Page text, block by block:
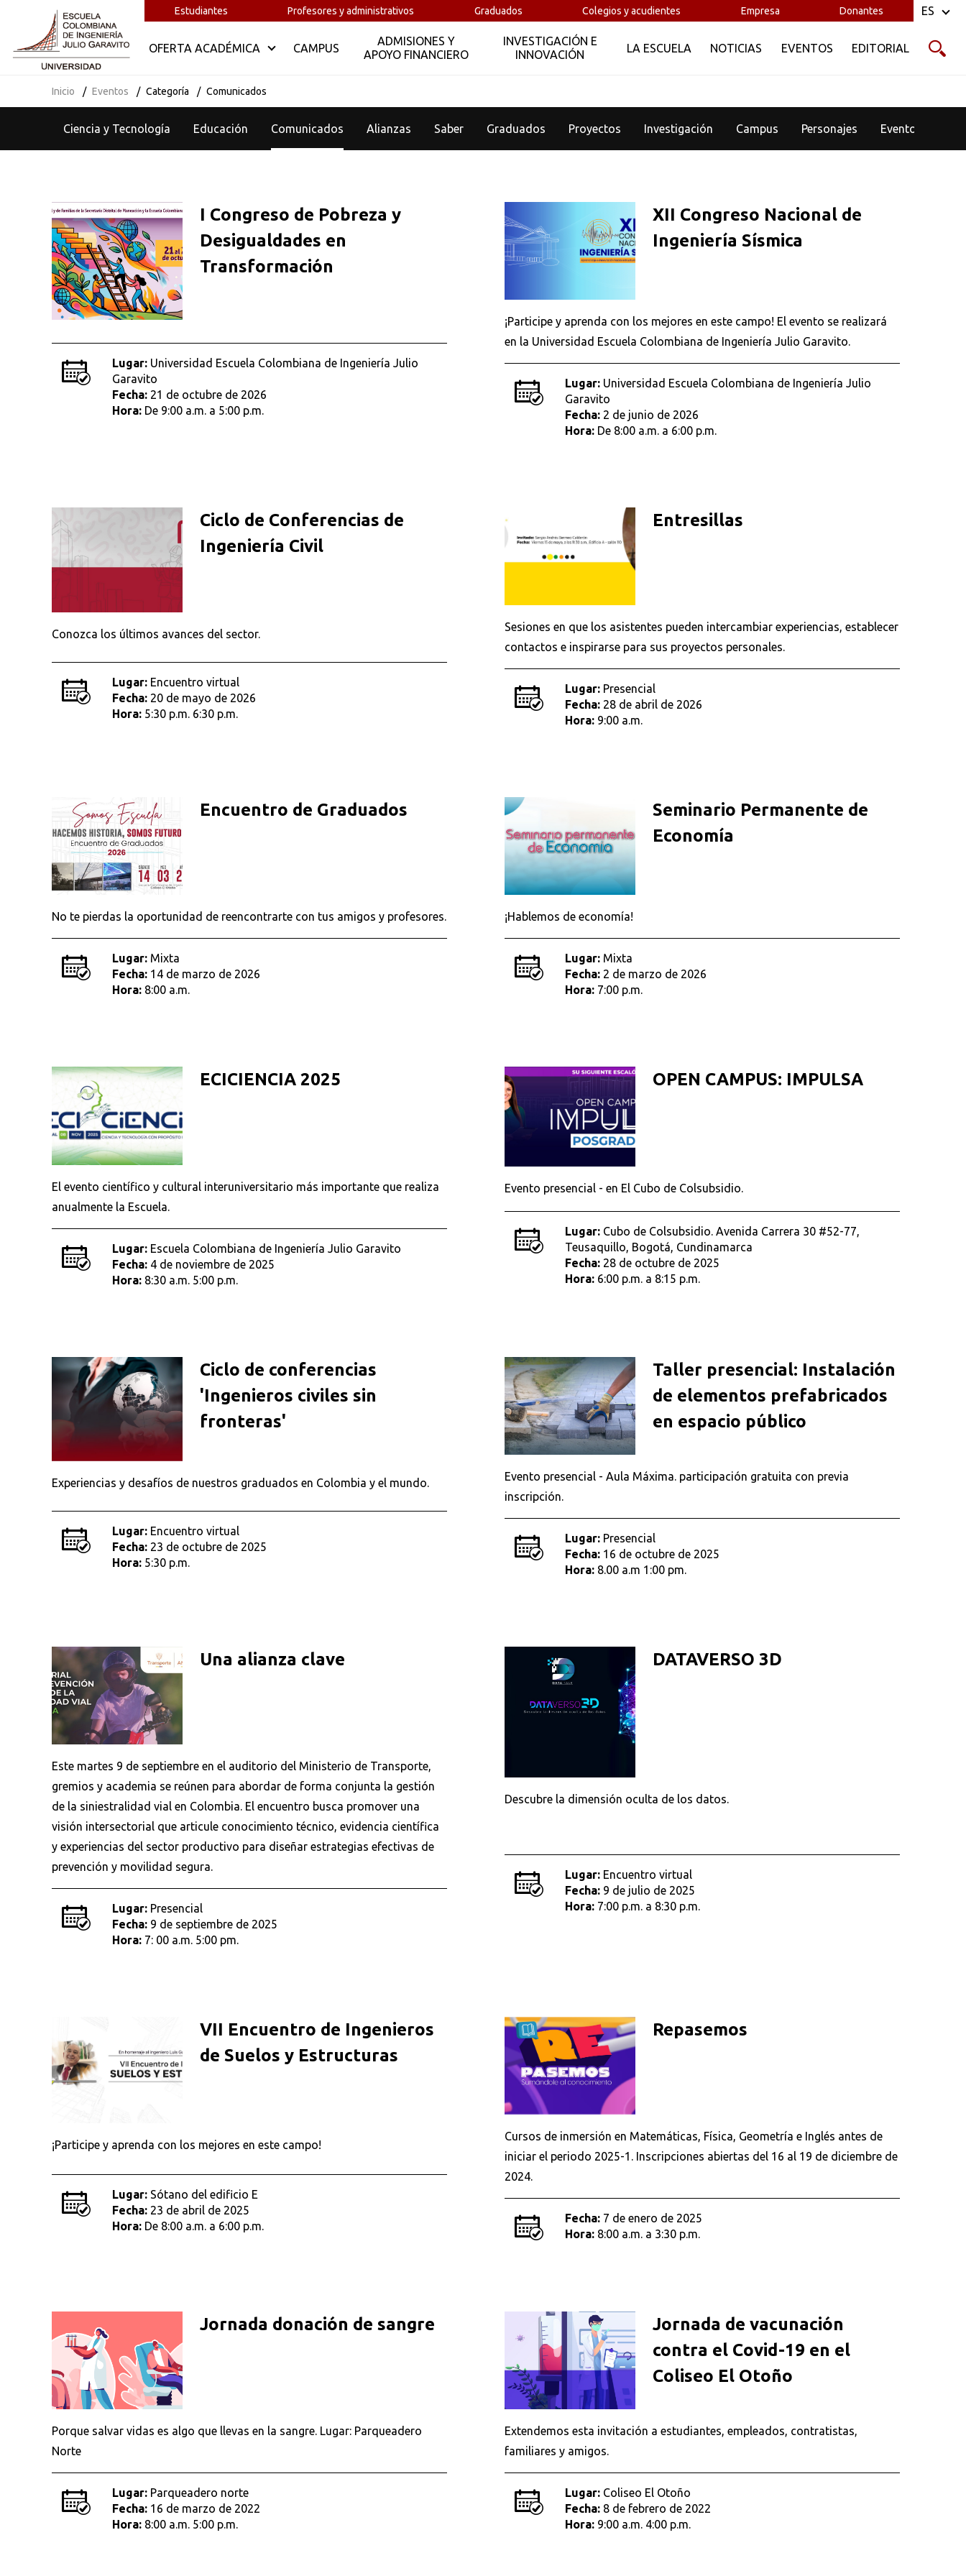
Estudiantes Profesores y administrativos Graduados Colegios y acudientes Empresa Donantes
OFERTA ACADÉMICA CAMPUS
ADMISIONES Y
APOYO FINANCIERO
INVESTIGACIÓN E
INNOVACIÓN
LA ESCUELA NOTICIAS EVENTOS EDITORIAL
ES
Inicio Eventos Categoría Comunicados
Ciencia y Tecnología Educación Comunicados Alianzas Saber Graduados Proyectos Investigación Campus Personajes Eventos
I Congreso de Pobreza y
Desigualdades en
Transformación
Lugar: Universidad Escuela Colombiana de Ingeniería Julio
Garavito
Fecha: 21 de octubre de 2026
Hora: De 9:00 a.m. a 5:00 p.m.
XII Congreso Nacional de
Ingeniería Sísmica
¡Participe y aprenda con los mejores en este campo! El evento se realizará
en la Universidad Escuela Colombiana de Ingeniería Julio Garavito.
Lugar: Universidad Escuela Colombiana de Ingeniería Julio
Garavito
Fecha: 2 de junio de 2026
Hora: De 8:00 a.m. a 6:00 p.m.
Ciclo de Conferencias de
Ingeniería Civil
Conozca los últimos avances del sector.
Lugar: Encuentro virtual
Fecha: 20 de mayo de 2026
Hora: 5:30 p.m. 6:30 p.m.
Entresillas
Sesiones en que los asistentes pueden intercambiar experiencias, establecer
contactos e inspirarse para sus proyectos personales.
Lugar: Presencial
Fecha: 28 de abril de 2026
Hora: 9:00 a.m.
Encuentro de Graduados
No te pierdas la oportunidad de reencontrarte con tus amigos y profesores.
Lugar: Mixta
Fecha: 14 de marzo de 2026
Hora: 8:00 a.m.
Seminario Permanente de
Economía
¡Hablemos de economía!
Lugar: Mixta
Fecha: 2 de marzo de 2026
Hora: 7:00 p.m.
ECICIENCIA 2025
El evento científico y cultural interuniversitario más importante que realiza
anualmente la Escuela.
Lugar: Escuela Colombiana de Ingeniería Julio Garavito
Fecha: 4 de noviembre de 2025
Hora: 8:30 a.m. 5:00 p.m.
OPEN CAMPUS: IMPULSA
Evento presencial - en El Cubo de Colsubsidio.
Lugar: Cubo de Colsubsidio. Avenida Carrera 30 #52-77,
Teusaquillo, Bogotá, Cundinamarca
Fecha: 28 de octubre de 2025
Hora: 6:00 p.m. a 8:15 p.m.
Ciclo de conferencias
'Ingenieros civiles sin
fronteras'
Experiencias y desafíos de nuestros graduados en Colombia y el mundo.
Lugar: Encuentro virtual
Fecha: 23 de octubre de 2025
Hora: 5:30 p.m.
Taller presencial: Instalación
de elementos prefabricados
en espacio público
Evento presencial - Aula Máxima. participación gratuita con previa
inscripción.
Lugar: Presencial
Fecha: 16 de octubre de 2025
Hora: 8.00 a.m 1:00 pm.
Una alianza clave
Este martes 9 de septiembre en el auditorio del Ministerio de Transporte,
gremios y academia se reúnen para abordar de forma conjunta la gestión
de la siniestralidad vial en Colombia. El encuentro busca promover una
visión intersectorial que articule conocimiento técnico, evidencia científica
y experiencias del sector productivo para diseñar estrategias efectivas de
prevención y movilidad segura.
Lugar: Presencial
Fecha: 9 de septiembre de 2025
Hora: 7: 00 a.m. 5:00 pm.
DATAVERSO 3D
Descubre la dimensión oculta de los datos.
Lugar: Encuentro virtual
Fecha: 9 de julio de 2025
Hora: 7:00 p.m. a 8:30 p.m.
VII Encuentro de Ingenieros
de Suelos y Estructuras
¡Participe y aprenda con los mejores en este campo!
Lugar: Sótano del edificio E
Fecha: 23 de abril de 2025
Hora: De 8:00 a.m. a 6:00 p.m.
Repasemos
Cursos de inmersión en Matemáticas, Física, Geometría e Inglés antes de
iniciar el periodo 2025-1. Inscripciones abiertas del 16 al 19 de diciembre de
2024.
Fecha: 7 de enero de 2025
Hora: 8:00 a.m. a 3:30 p.m.
Jornada donación de sangre
Porque salvar vidas es algo que llevas en la sangre. Lugar: Parqueadero
Norte
Lugar: Parqueadero norte
Fecha: 16 de marzo de 2022
Hora: 8:00 a.m. 5:00 p.m.
Jornada de vacunación
contra el Covid-19 en el
Coliseo El Otoño
Extendemos esta invitación a estudiantes, empleados, contratistas,
familiares y amigos.
Lugar: Coliseo El Otoño
Fecha: 8 de febrero de 2022
Hora: 9:00 a.m. 4:00 p.m.
Busca en la escuela
¿Qué buscas? Buscar en: